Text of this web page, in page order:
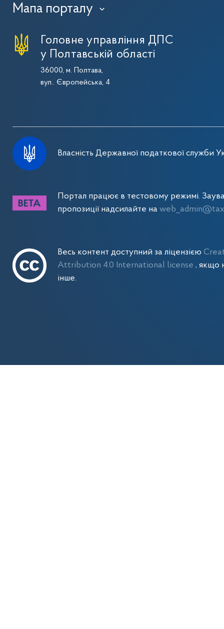
Мапа порталу ›
Головне управління ДПС
у Полтавській області
36000, м. Полтава,
вул.. Європейська, 4
Власність Державної податкової служби
Портал працює в тестовому режимі.
пропозиції надсилайте на
Весь контент доступний за ліцензією
Attribution 4.0 International license , якщо
інше.